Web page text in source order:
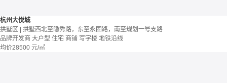
杭州大悦城
拱墅区 | 拱墅西北至隐秀路，东至永固路，南至规划一号支路
品牌开发商 大户型 住宅 商铺 写字楼 地铁沿线
均价28500 元/㎡